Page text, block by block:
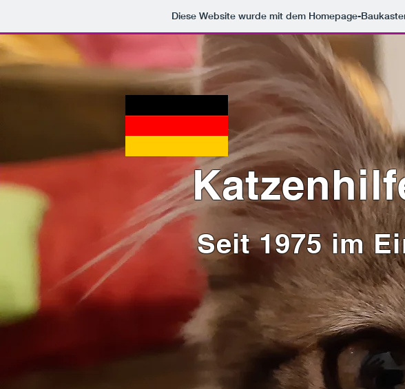
Diese Website wurde mit dem Homepage-
Seit 1975 im